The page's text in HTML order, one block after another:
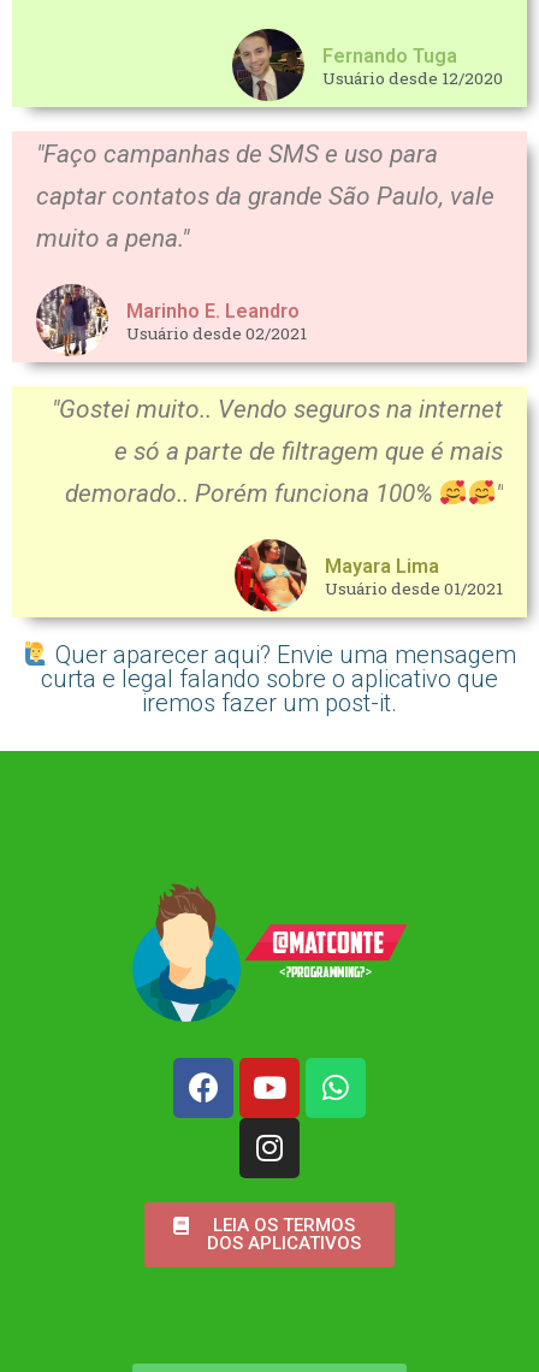
Fernando Tuga
Usuário desde 12/2020
"Faço campanhas de SMS e uso para
captar contatos da grande São Paulo, vale
muito a pena."
Marinho E. Leandro
Usuário desde 02/2021
"Gostei muito.. Vendo seguros na internet
e só a parte de filtragem que é mais
demorado.. Porém funciona 100%
"
Mayara Lima
Usuário desde 01/2021
Quer aparecer aqui? Envie uma mensagem
curta e legal falando sobre o aplicativo que
iremos fazer um post-it.
LEIA OS TERMOS
DOS APLICATIVOS